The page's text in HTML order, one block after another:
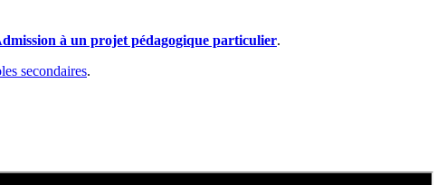
à un projet pédagogique particulier.
secondaires.